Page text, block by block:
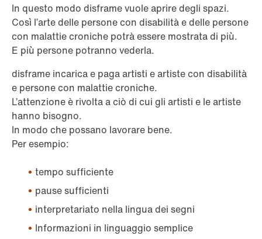
In questo modo disframe vuole aprire degli spazi.
Così l’arte delle persone con disabilità e delle persone
con malattie croniche potrà essere mostrata di più.
E più persone potranno vederla.
disframe incarica e paga artisti e artiste con disabilità
e persone con malattie croniche.
L’attenzione è rivolta a ciò di cui gli artisti e le artiste
hanno bisogno.
In modo che possano lavorare bene.
Per esempio:
tempo sufficiente
pause sufficienti
interpretariato nella lingua dei segni
Informazioni in linguaggio semplice